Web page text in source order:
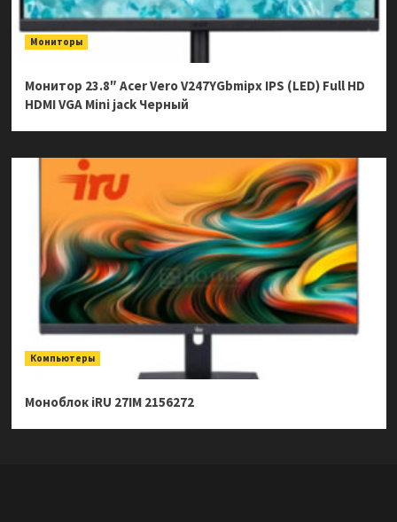
Мониторы
Монитор 23.8″ Acer Vero V247YGbmipx IPS (LED) Full HD
HDMI VGA Mini jack Черный
Компьютеры
Моноблок iRU 27IM 2156272